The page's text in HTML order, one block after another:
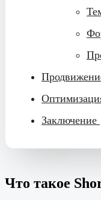
Заключение
Что такое